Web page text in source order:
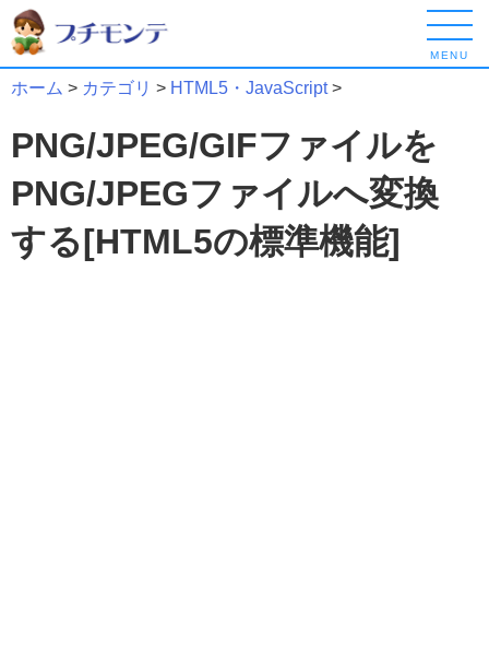
MENU
ホーム > カテゴリ > HTML5・JavaScript>
PNG/JPEG/GIFファイルを
PNG/JPEGファイルへ変換
する[HTML5の標準機能]